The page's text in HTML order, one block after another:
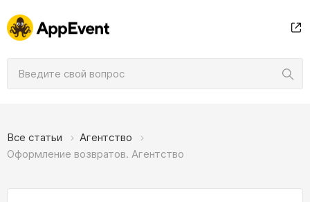
Все статьи
Агентство
Оформление возвратов. Агентство